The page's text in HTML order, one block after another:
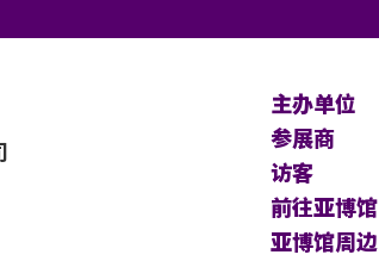
主办单位
参展商
访客
前往亚博馆
亚博馆周边